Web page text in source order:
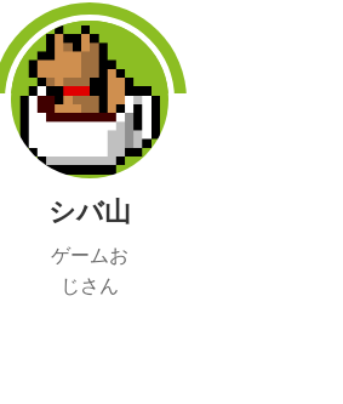
シバ山
ゲームお
じさん